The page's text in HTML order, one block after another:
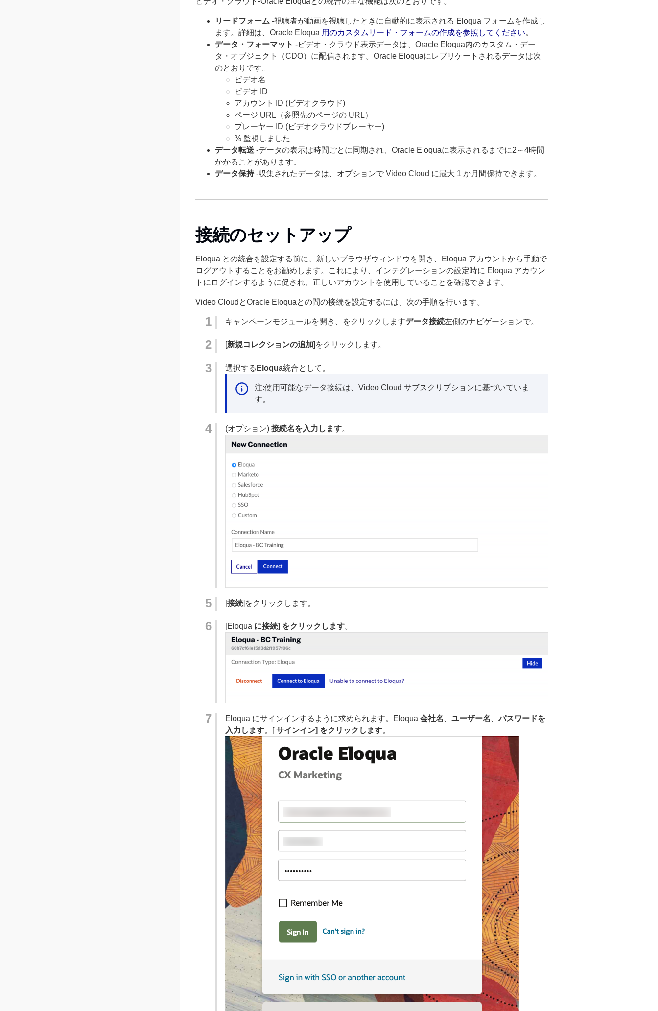
リードフォーム -視聴者が動画を視聴したときに自動的に表示される Eloqua フォームを作成し
ます。詳細は、Oracle Eloqua 用のカスタムリード・フォームの作成を参照してください。
データ・フォーマット -ビデオ・クラウド表示データは、Oracle Eloqua内のカスタム・デー
タ・オブジェクト（CDO）に配信されます。Oracle Eloquaにレプリケートされるデータは次
のとおりです。
ビデオ名
ビデオ ID
アカウント ID (ビデオクラウド)
ページ URL（参照先のページの URL）
プレーヤー ID (ビデオクラウドプレーヤー)
% 監視しました
データ転送 -データの表示は時間ごとに同期され、Oracle Eloquaに表示されるまでに2～4時間
かかることがあります。
データ保持-収集されたデータは、オプションで Video Cloud に最大 1 か月間保持できます。
接続のセットアップ
Eloqua との統合を設定する前に、新しいブラウザウィンドウを開き、Eloqua アカウントから手動で
ログアウトすることをお勧めします。これにより、インテグレーションの設定時に Eloqua アカウン
トにログインするように促され、正しいアカウントを使用していることを確認できます。
Video CloudとOracle Eloquaとの間の接続を設定するには、次の手順を行います。
キャンペーンモジュールを開き、をクリックしますデータ接続左側のナビゲーションで。
[新規コレクションの追加]をクリックします。
選択する Eloqua統合として。
注:使用可能なデータ接続は、Video Cloud サブスクリプションに基づいていま
す。
(オプション)接続名を入力します。
[接続]をクリックします。
[Eloqua に接続] をクリックします。
Eloqua にサインインするように求められます。Eloqua会社名 、ユーザー名 、パスワードを
入力します。[サインイン] をクリックします。